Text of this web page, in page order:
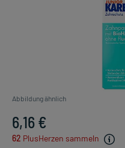
Abbildung ähnlich
6,16 €
62 PlusHerzen sammeln